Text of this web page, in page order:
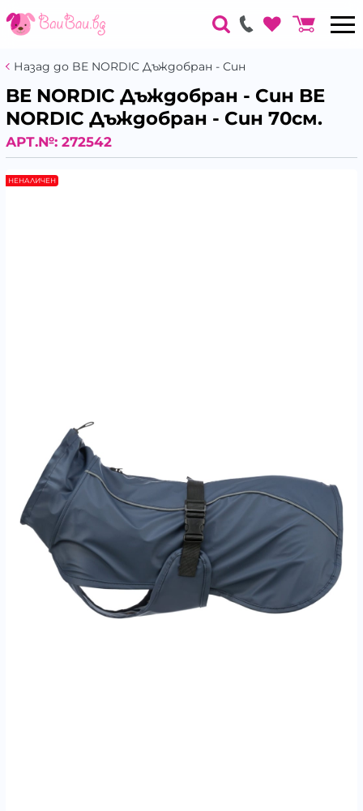
Назад до BE NORDIC Дъждобран - Син
BE NORDIC Дъждобран - Син BE
NORDIC Дъждобран - Син 70см.
АРТ.№: 272542
НЕНАЛИЧЕН